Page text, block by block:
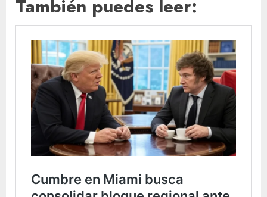
También puedes leer: